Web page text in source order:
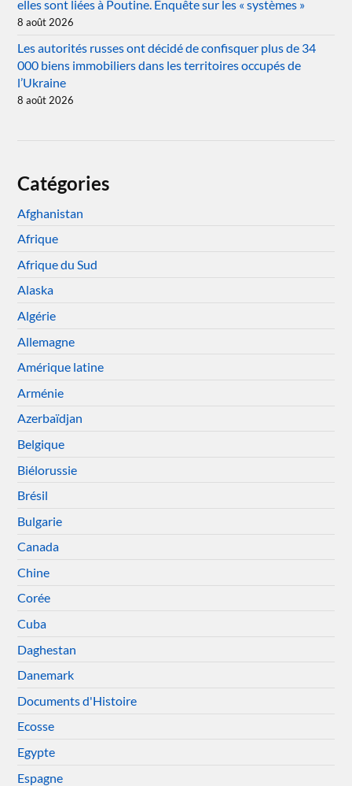
elles sont liées à Poutine. Enquête sur les « systèmes »
8 août 2026
Les autorités russes ont décidé de confisquer plus de 34
000 biens immobiliers dans les territoires occupés de
l’Ukraine
8 août 2026
Catégories
Afghanistan
Afrique
Afrique du Sud
Alaska
Algérie
Allemagne
Amérique latine
Arménie
Azerbaïdjan
Belgique
Biélorussie
Brésil
Bulgarie
Canada
Chine
Corée
Cuba
Daghestan
Danemark
Documents d'Histoire
Ecosse
Egypte
Espagne